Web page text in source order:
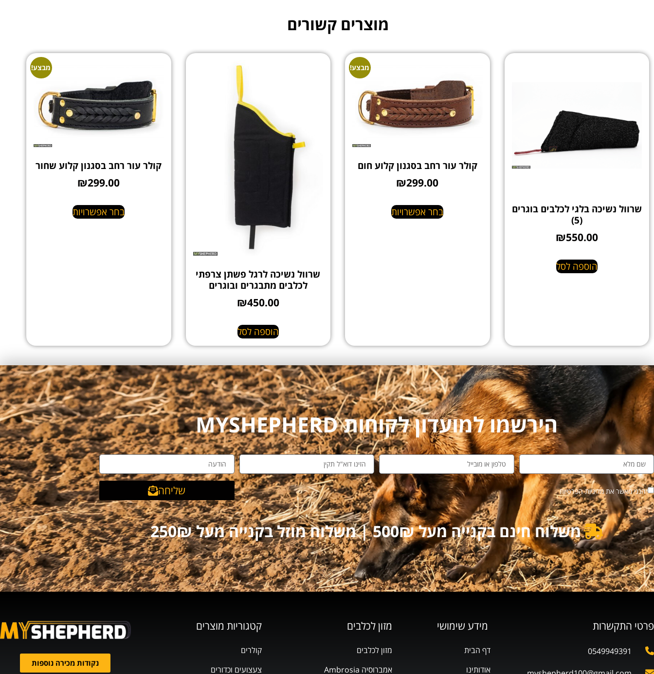
מוצרים קשורים
שרוול נשיכה בלגי לכלבים בוגרים
(5)
₪550.00
הוספה לסל
מבצע!
קולר עור רחב בסגנון קלוע חום
₪299.00
בחר אפשרויות
שרוול נשיכה לרגל פשתן צרפתי
לכלבים מתבגרים ובוגרים
₪450.00
הוספה לסל
מבצע!
קולר עור רחב בסגנון קלוע שחור
₪299.00
בחר אפשרויות
הירשמו למועדון לקוחות MYSHEPHERD
הנני מאשר את מדיניות הפרטיות שליחה
משלוח חינם בקנייה מעל 500₪ | משלוח מוזל בקנייה מעל 250₪
פרטי התקשרות
0549949391
מידע שימושי
דף הבית
אודותינו
מזון לכלבים
מזון לכלבים
אמברוסיה Ambrosia
קטגוריות מוצרים
קולרים
צעצועים וכדורים
נקודות מכירה נוספות